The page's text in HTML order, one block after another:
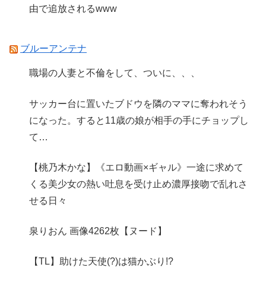
由で追放されるwww
ブルーアンテナ
職場の人妻と不倫をして、ついに、、、
サッカー台に置いたブドウを隣のママに奪われそう
になった。すると11歳の娘が相手の手にチョップし
て…
【桃乃木かな】《エロ動画×ギャル》一途に求めて
くる美少女の熱い吐息を受け止め濃厚接吻で乱れさ
せる日々
泉りおん 画像4262枚【ヌード】
【TL】助けた天使(?)は猫かぶり!?